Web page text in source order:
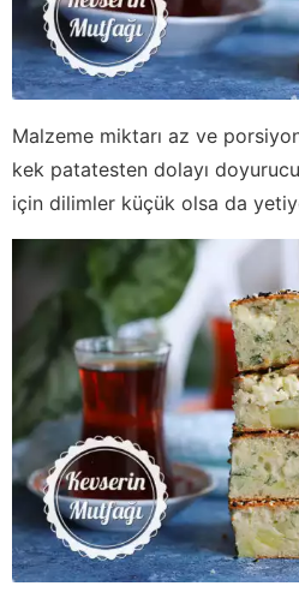
Malzeme miktarı az ve
kek patatesten dolayı
için dilimler küçük olsa da